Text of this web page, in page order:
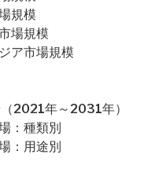
規模
場規模
ア市場規模
2021年～2031年）
：種類別
：用途別